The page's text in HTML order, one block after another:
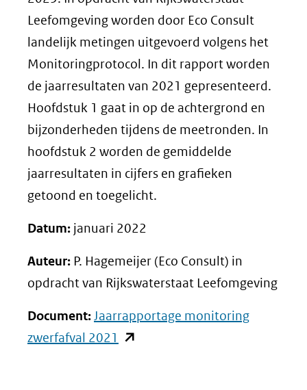
Leefomgeving worden door Eco Consult
landelijk metingen uitgevoerd volgens het
Monitoringprotocol. In dit rapport worden
de jaarresultaten van 2021 gepresenteerd.
Hoofdstuk 1 gaat in op de achtergrond en
bijzonderheden tijdens de meetronden. In
hoofdstuk 2 worden de gemiddelde
jaarresultaten in cijfers en grafieken
getoond en toegelicht.
Datum: januari 2022
Auteur: P. Hagemeijer (Eco Consult) in
opdracht van Rijkswaterstaat Leefomgeving
Document:Jaarrapportage monitoring
zwerfafval 2021 (opent